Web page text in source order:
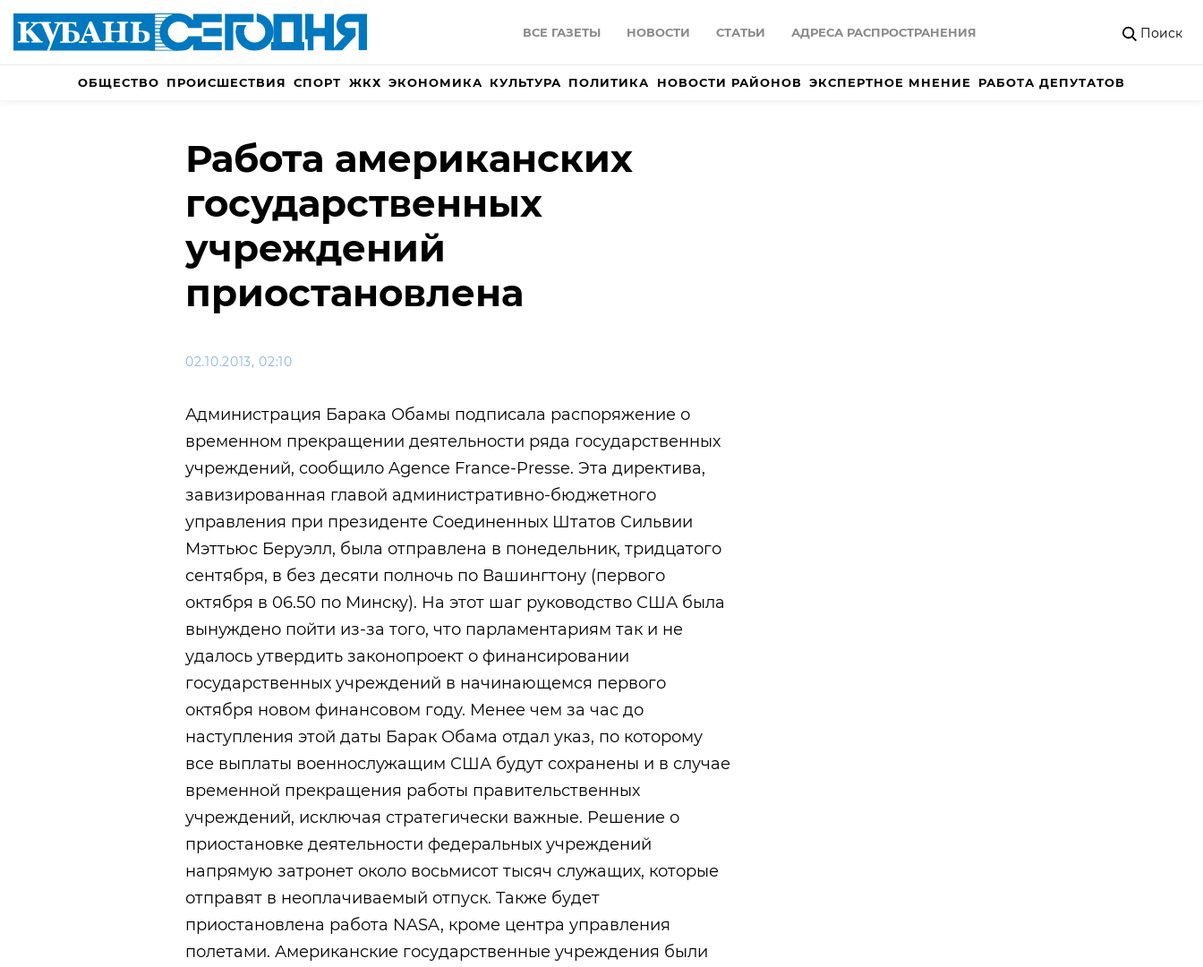
ВСЕ ГАЗЕТЫ НОВОСТИ СТАТЬИ АДРЕСА РАСПРОСТРАНЕНИЯ Поиск
ОБЩЕСТВО ПРОИСШЕСТВИЯ СПОРТ ЖКХ ЭКОНОМИКА КУЛЬТУРА ПОЛИТИКА НОВОСТИ РАЙОНОВ ЭКСПЕРТНОЕ МНЕНИЕ РАБОТА ДЕПУТАТОВ
Работа американских
государственных
учреждений
приостановлена
02.10.2013, 02:10
Администрация Барака Обамы подписала распоряжение о
временном прекращении деятельности ряда государственных
учреждений, сообщило Agence France-Presse. Эта директива,
завизированная главой административно-бюджетного
управления при президенте Соединенных Штатов Сильвии
Мэттьюс Беруэлл, была отправлена в понедельник, тридцатого
сентября, в без десяти полночь по Вашингтону (первого
октября в 06.50 по Минску). На этот шаг руководство США была
вынуждено пойти из-за того, что парламентариям так и не
удалось утвердить законопроект о финансировании
государственных учреждений в начинающемся первого
октября новом финансовом году. Менее чем за час до
наступления этой даты Барак Обама отдал указ, по которому
все выплаты военнослужащим США будут сохранены и в случае
временной прекращения работы правительственных
учреждений, исключая стратегически важные. Решение о
приостановке деятельности федеральных учреждений
напрямую затронет около восьмисот тысяч служащих, которые
отправят в неоплачиваемый отпуск. Также будет
приостановлена работа NASA, кроме центра управления
полетами. Американские государственные учреждения были